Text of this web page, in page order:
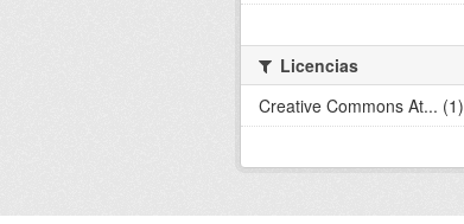
Licencias
Creative Commons At... (1)